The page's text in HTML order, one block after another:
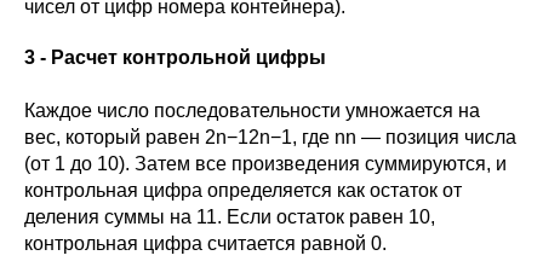
чисел от цифр номера контейнера).
3 - Расчет контрольной цифры
Каждое число последовательности умножается на
вес, который равен 2n−12n−1, где nn — позиция числа
(от 1 до 10). Затем все произведения суммируются, и
контрольная цифра определяется как остаток от
деления суммы на 11. Если остаток равен 10,
контрольная цифра считается равной 0.